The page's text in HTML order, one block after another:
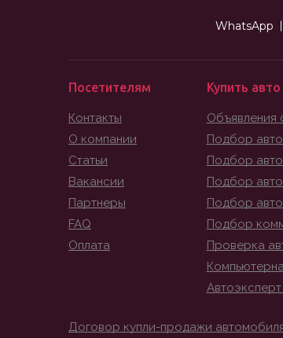
WhatsApp
Посетителям
Контакты
О компании
Статьи
Вакансии
Партнеры
FAQ
Оплата
Купить авто
Объявления
Подбор
Подбор
Подбор
Подбор
Подбор
Проверка
Договор купли-продажи